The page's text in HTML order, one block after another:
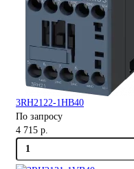
3RH2122-1HB40
По запросу
4 715 р.